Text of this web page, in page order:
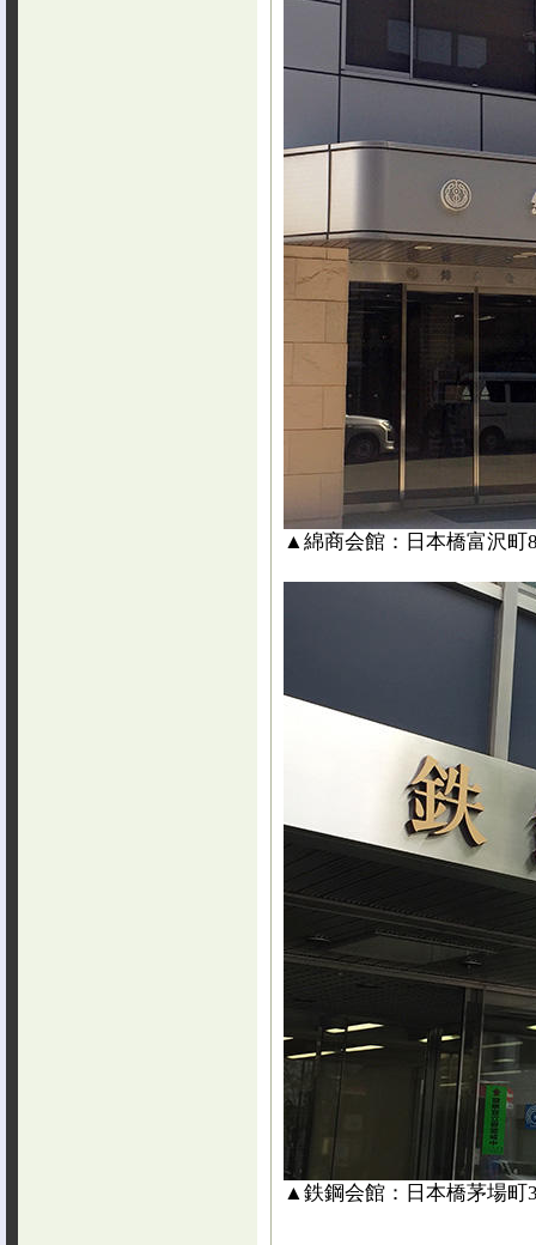
▲綿商会館：日本橋富沢町
▲鉄鋼会館：日本橋茅場町